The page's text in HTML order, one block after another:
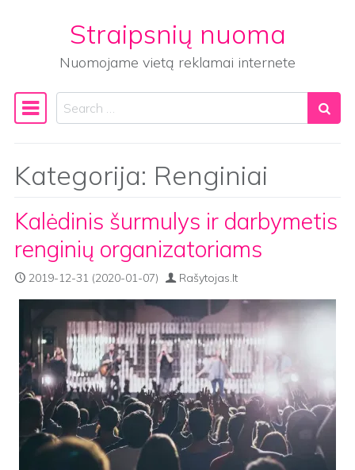
Straipsnių nuoma
Nuomojame vietą reklamai internete
Main Navigation
Search
Kategorija: Renginiai
Kalėdinis šurmulys ir darbymetis
renginių organizatoriams
2019-12-31 (2020-01-07) Rašytojas.lt